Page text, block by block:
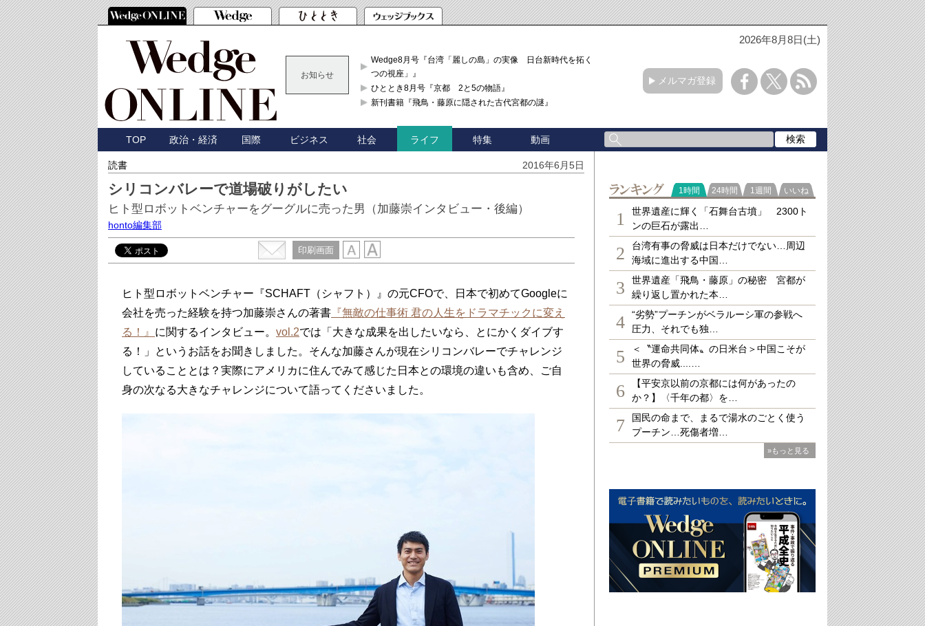
2026年8月8日(土)
お知らせ
Wedge8月号『台湾「麗しの島」の実像 日台新時代を拓く「3
つの視座」』
ひととき8月号『京都 2と5の物語』
新刊書籍『飛鳥・藤原に隠された古代宮都の謎』
メルマガ登録
TOP 政治・経済 国際 ビジネス 社会 ライフ 特集 動画
読書 2016年6月5日
シリコンバレーで道場破りがしたい
ヒト型ロボットベンチャーをグーグルに売った男（加藤崇インタビュー・後編）
honto編集部
印刷画面
ヒト型ロボットベンチャー『SCHAFT（シャフト）』の元CFOで、日本で初めてGoogleに
会社を売った経験を持つ加藤崇さんの著書 『無敵の仕事術 君の人生をドラマチックに変え
る！』 に関するインタビュー。 vol.2では「大きな成果を出したいなら、とにかくダイブす
る！」というお話をお聞きしました。そんな加藤さんが現在シリコンバレーでチャレンジ
していることとは？実際にアメリカに住んでみて感じた日本との環境の違いも含め、ご自
身の次なる大きなチャレンジについて語ってくださいました。
ランキング
1時間 24時間 1週間 いいね
1
世界遺産に輝く「石舞台古墳」 2300ト
ンの巨石が露出…
2
台湾有事の脅威は日本だけでない…周辺
海域に進出する中国…
3
世界遺産「飛鳥・藤原」の秘密 宮都が
繰り返し置かれた本…
4
“劣勢”プーチンがベラルーシ軍の参戦へ
圧力、それでも独…
5
＜〝運命共同体〟の日米台＞中国こそが
世界の脅威....…
6
【平安京以前の京都には何があったの
か？】〈千年の都〉を…
7
国民の命まで、まるで湯水のごとく使う
プーチン…死傷者増…
»もっと見る